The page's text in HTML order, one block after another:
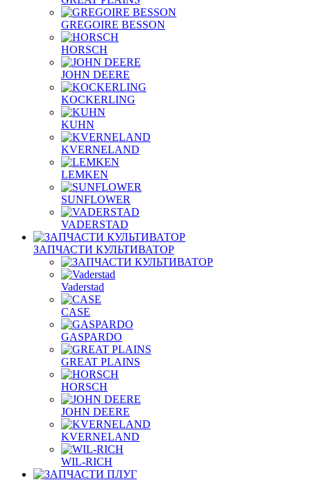
GREGOIRE BESSON
HORSCH
JOHN DEERE
KOCKERLING
KUHN
KVERNELAND
LEMKEN
SUNFLOWER
VADERSTAD
ЗАПЧАСТИ КУЛЬТИВАТОР
Vaderstad
CASE
GASPARDO
GREAT PLAINS
HORSCH
JOHN DEERE
KVERNELAND
WIL-RICH